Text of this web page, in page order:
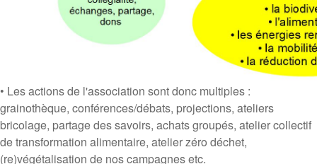
• Les actions de l'association sont donc multiples :
grainothèque, conférences/débats, projections, ateliers
bricolage, partage des savoirs, achats groupés, atelier collectif
de transformation alimentaire, atelier zéro déchet,
(re)végétalisation de nos campagnes etc.